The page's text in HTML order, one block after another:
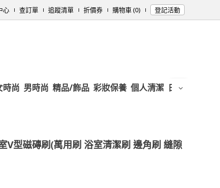
心 查訂單 追蹤清單 折價券 購物車 (0) 登記活動
時尚 男時尚 精品/飾品 彩妝保養 個人清潔 日用/紙品
V型磁磚刷(萬用刷 浴室清潔刷 邊角刷 縫隙